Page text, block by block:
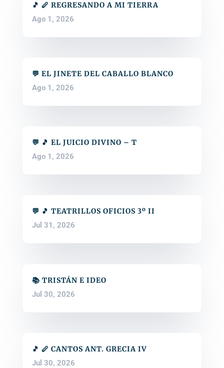
🎵 🪈 REGRESANDO A MI TIERRA
Ago 1, 2026
💬 EL JINETE DEL CABALLO BLANCO
Ago 1, 2026
💬 🎵 EL JUICIO DIVINO – T
Ago 1, 2026
💬 🎵 TEATRILLOS OFICIOS 3º II
Jul 31, 2026
📚 TRISTÁN E IDEO
Jul 30, 2026
🎵 🪈 CANTOS ANT. GRECIA IV
Jul 30, 2026